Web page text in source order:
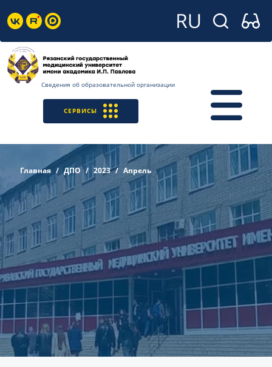
Сведения об образовательной организации
СЕРВИСЫ
Главная ДПО 2023 Апрель